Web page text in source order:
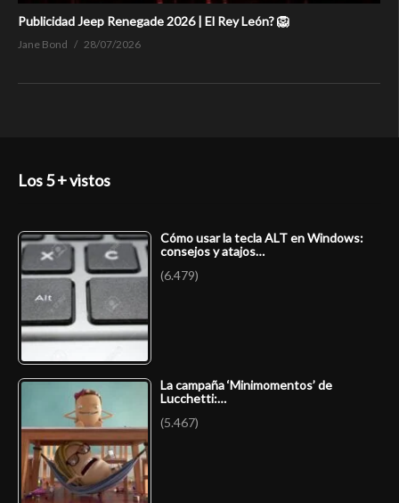
Publicidad Jeep Renegade 2026 | El Rey León? 🦁
Jane Bond 28/07/2026
Los 5 + vistos
Cómo usar la tecla ALT en Windows:
consejos y atajos…
(6.479)
La campaña ‘Minimomentos’ de
Lucchetti:…
(5.467)